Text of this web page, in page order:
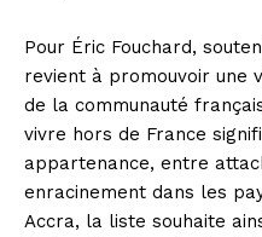
Pour Éric Fouchard,
revient à promouvoir une
de la communauté
vivre hors de France
appartenance, entre
enracinement dans les
Accra, la liste souhaite